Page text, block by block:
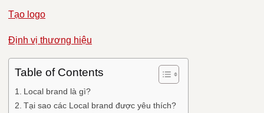
Tạo logo
Định vị thương hiệu
Table of Contents
Local brand là gì?
Tại sao các Local brand được yêu thích?